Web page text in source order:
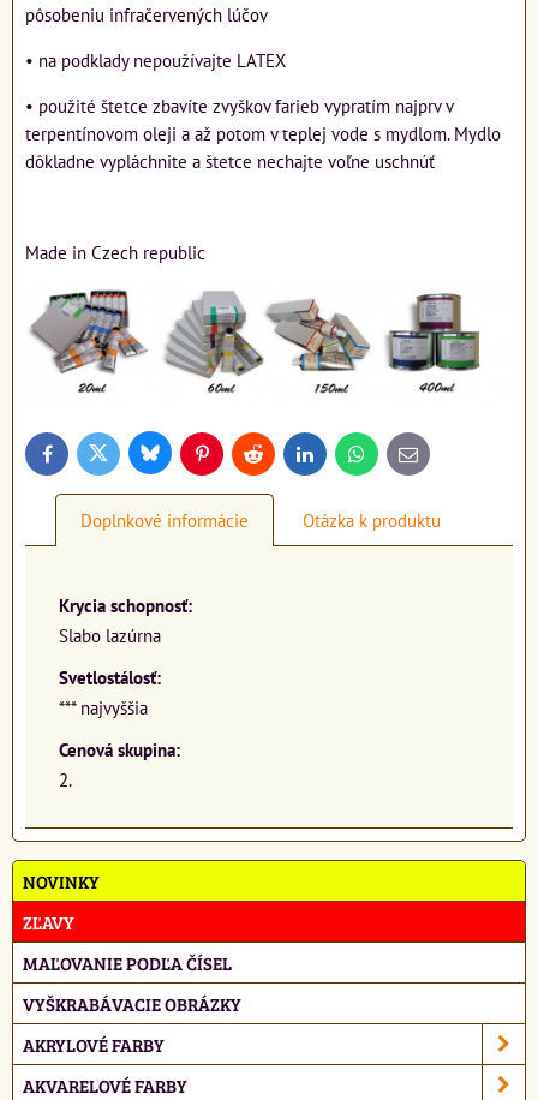
pôsobeniu infračervených lúčov
• na podklady nepoužívajte LATEX
• použité štetce zbavíte zvyškov farieb vypratím najprv v
terpentínovom oleji a až potom v teplej vode s mydlom. Mydlo
dôkladne vypláchnite a štetce nechajte voľne uschnúť
Made in Czech republic
FacebookTwitter BlueskyPinterestReddit LinkedInWhatsApp
E-
mail
Doplnkové informácie Otázka k produktu
Krycia schopnosť:
Slabo lazúrna
Svetlostálosť:
*** najvyššia
Cenová skupina:
2.
NOVINKY
ZĽAVY
MAĽOVANIE PODĽA ČÍSEL
VYŠKRABÁVACIE OBRÁZKY
AKRYLOVÉ FARBY
AKVARELOVÉ FARBY